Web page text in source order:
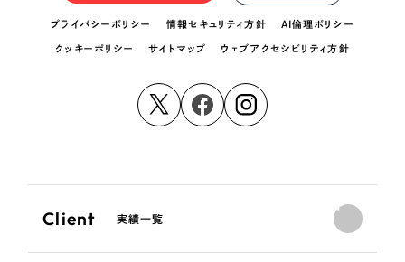
プライバシーポリシー 情報セキュリティ方針 AI倫理ポリシー
クッキーポリシー サイトマップ ウェブアクセシビリティ方針
Client 実績一覧